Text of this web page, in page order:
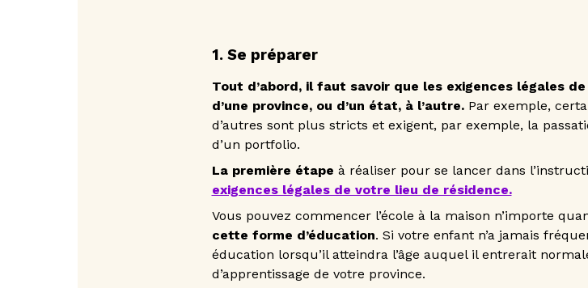
1. Se préparer
Tout d’abord, il faut savoir que les exigences légales
d’une province, ou d’un état, à l’autre.Par exemple,
d’autres sont plus stricts et exigent, par exemple, la
d’un portfolio.
La première étape à réaliser pour se lancer dans
exigences légales de votre lieu de résidence.
Vous pouvez commencer l’école à la maison n’importe
cette forme d’éducation. Si votre enfant n’a jamais
éducation lorsqu’il atteindra l’âge auquel il entrerait
d’apprentissage de votre province.